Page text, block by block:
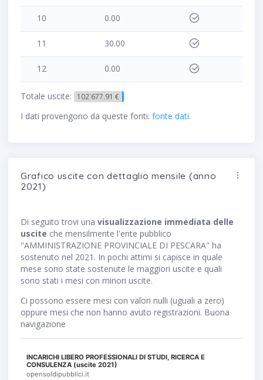
10 0.00
11 30.00
12 0.00
Totale uscite: 102˙677.91 €
I dati provengono da queste fonti: fonte dati.
Grafico uscite con dettaglio mensile (anno
2021)
Di seguito trovi una visualizzazione immediata delle
uscite che mensilmente l'ente pubblico
"AMMINISTRAZIONE PROVINCIALE DI PESCARA" ha
sostenuto nel 2021. In pochi attimi si capisce in quale
mese sono state sostenute le maggiori uscite e quali
sono stati i mesi con minori uscite.
Ci possono essere mesi con valori nulli (uguali a zero)
oppure mesi che non hanno avuto registrazioni. Buona
navigazione
INCARICHI LIBERO PROFESSIONALI DI STUDI, RICERCA E
CONSULENZA (uscite 2021)
opensoldipubblici.it